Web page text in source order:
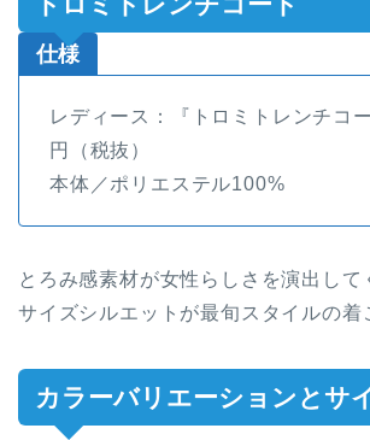
仕様
レディース：『トロミトレンチコ
円（税抜）
本体／ポリエステル100%
とろみ感素材が女性らしさを演出して
サイズシルエットが最旬スタイルの着
カラーバリエーションとサ